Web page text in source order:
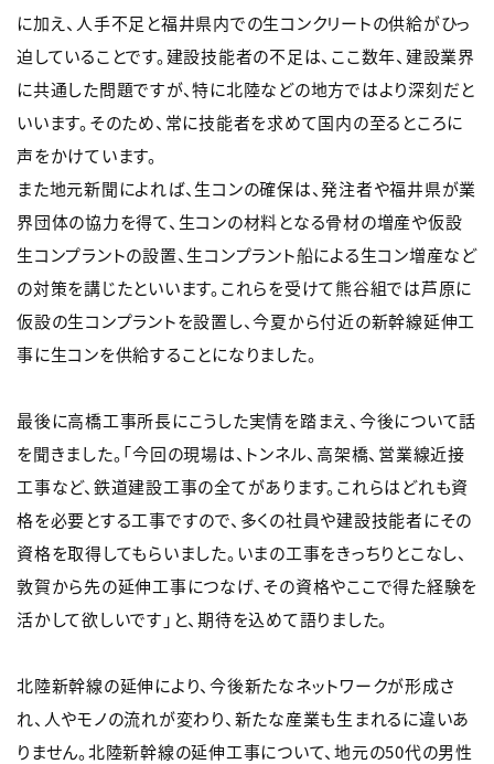
に加え、人手不足と福井県内での生コンクリートの供給がひっ
迫していることです。建設技能者の不足は、ここ数年、建設業界
に共通した問題ですが、特に北陸などの地方ではより深刻だと
いいます。そのため、常に技能者を求めて国内の至るところに
声をかけています。
また地元新聞によれば、生コンの確保は、発注者や福井県が業
界団体の協力を得て、生コンの材料となる骨材の増産や仮設
生コンプラントの設置、生コンプラント船による生コン増産など
の対策を講じたといいます。これらを受けて熊谷組では芦原に
仮設の生コンプラントを設置し、今夏から付近の新幹線延伸工
事に生コンを供給することになりました。
最後に高橋工事所長にこうした実情を踏まえ、今後について話
を聞きました。「今回の現場は、トンネル、高架橋、営業線近接
工事など、鉄道建設工事の全てがあります。これらはどれも資
格を必要とする工事ですので、多くの社員や建設技能者にその
資格を取得してもらいました。いまの工事をきっちりとこなし、
敦賀から先の延伸工事につなげ、その資格やここで得た経験を
活かして欲しいです」と、期待を込めて語りました。
北陸新幹線の延伸により、今後新たなネットワークが形成さ
れ、人やモノの流れが変わり、新たな産業も生まれるに違いあ
りません。北陸新幹線の延伸工事について、地元の50代の男性